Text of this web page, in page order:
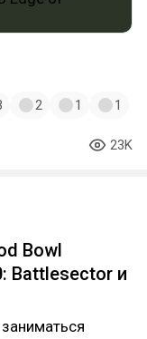
2 1 1
23K
Bowl
Battlesector и